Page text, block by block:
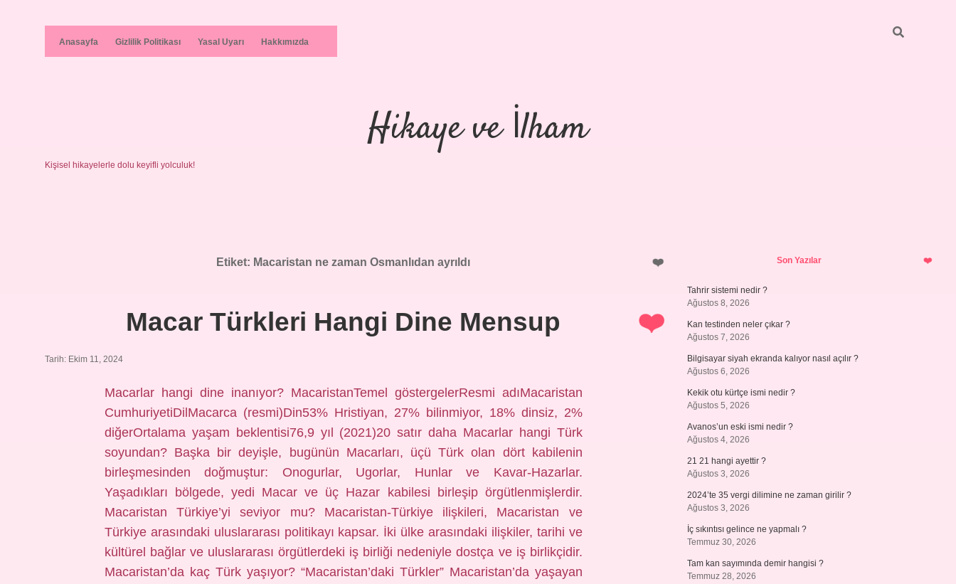
Anasayfa Gizlilik Politikası Yasal Uyarı Hakkımızda
Hikaye ve İlham
Kişisel hikayelerle dolu keyifli yolculuk!
Etiket: Macaristan ne zaman Osmanlıdan ayrıldı
Macar Türkleri Hangi Dine Mensup
Tarih: Ekim 11, 2024
Macarlar hangi dine inanıyor? MacaristanTemel göstergelerResmi adıMacaristan
CumhuriyetiDilMacarca (resmi)Din53% Hristiyan, 27% bilinmiyor, 18% dinsiz, 2%
diğerOrtalama yaşam beklentisi76,9 yıl (2021)20 satır daha Macarlar hangi Türk
soyundan? Başka bir deyişle, bugünün Macarları, üçü Türk olan dört kabilenin
birleşmesinden doğmuştur: Onogurlar, Ugorlar, Hunlar ve Kavar-Hazarlar.
Yaşadıkları bölgede, yedi Macar ve üç Hazar kabilesi birleşip örgütlenmişlerdir.
Macaristan Türkiye’yi seviyor mu? Macaristan-Türkiye ilişkileri, Macaristan ve
Türkiye arasındaki uluslararası politikayı kapsar. İki ülke arasındaki ilişkiler, tarihi ve
kültürel bağlar ve uluslararası örgütlerdeki iş birliği nedeniyle dostça ve iş birlikçidir.
Macaristan’da kaç Türk yaşıyor? “Macaristan’daki Türkler” Macaristan’da yaşayan
SidebarSon Yazılar
Tahrir sistemi nedir ?
Ağustos 8, 2026
Kan testinden neler çıkar ?
Ağustos 7, 2026
Bilgisayar siyah ekranda kalıyor nasıl açılır ?
Ağustos 6, 2026
Kekik otu kürtçe ismi nedir ?
Ağustos 5, 2026
Avanos’un eski ismi nedir ?
Ağustos 4, 2026
21 21 hangi ayettir ?
Ağustos 3, 2026
2024’te 35 vergi dilimine ne zaman girilir ?
Ağustos 3, 2026
İç sıkıntısı gelince ne yapmalı ?
Temmuz 30, 2026
Tam kan sayımında demir hangisi ?
Temmuz 28, 2026